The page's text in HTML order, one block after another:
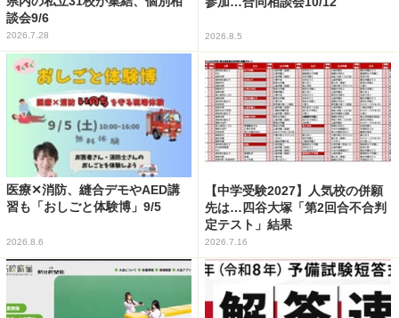
談会9/6
2026.7.28 2026.8.5
医療✕消防、縫合デモやAED講
習も「おしごと体験博」9/5
2026.8.6
【中学受験2027】人気校の併願
先は…四谷大塚「第2回合不合判
定テスト」結果
2026.7.16